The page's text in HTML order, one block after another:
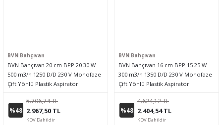
BVN Bahçıvan
BVN Bahçıvan 20 cm BPP 20 30 W
500 m3/h 1250 D/D 230 V Monofaze
Çift Yönlü Plastik Aspiratör
%48
5.706,74 TL
2.967,50 TL
KDV Dahildir
BVN Bahçıvan
BVN Bahçıvan 16 cm BPP 15 25 W
300 m3/h 1350 D/D 230 V Monofaze
Çift Yönlü Plastik Aspiratör
%48
4.624,12 TL
2.404,54 TL
KDV Dahildir